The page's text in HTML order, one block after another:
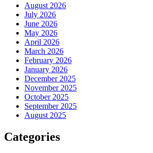
August 2026
July 2026
June 2026
May 2026
April 2026
March 2026
February 2026
January 2026
December 2025
November 2025
October 2025
September 2025
August 2025
Categories